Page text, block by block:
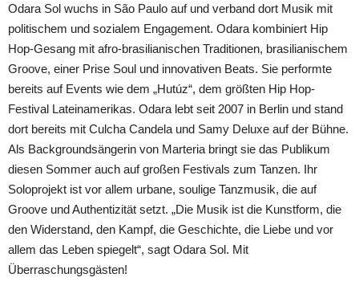
Odara Sol wuchs in São Paulo auf und verband dort Musik mit
politischem und sozialem Engagement. Odara kombiniert Hip
Hop-Gesang mit afro-brasilianischen Traditionen, brasilianischem
Groove, einer Prise Soul und innovativen Beats. Sie performte
bereits auf Events wie dem „Hutúz“, dem größten Hip Hop-
Festival Lateinamerikas. Odara lebt seit 2007 in Berlin und stand
dort bereits mit Culcha Candela und Samy Deluxe auf der Bühne.
Als Backgroundsängerin von Marteria bringt sie das Publikum
diesen Sommer auch auf großen Festivals zum Tanzen. Ihr
Soloprojekt ist vor allem urbane, soulige Tanzmusik, die auf
Groove und Authentizität setzt. „Die Musik ist die Kunstform, die
den Widerstand, den Kampf, die Geschichte, die Liebe und vor
allem das Leben spiegelt“, sagt Odara Sol. Mit
Überraschungsgästen!